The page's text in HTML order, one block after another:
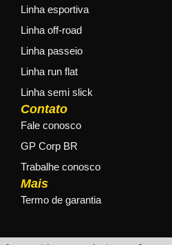
Linha esportiva
Linha off-road
Linha passeio
Linha run flat
Linha semi slick
Contato
Fale conosco
GP Corp BR
Trabalhe conosco
Mais
Termo de garantia